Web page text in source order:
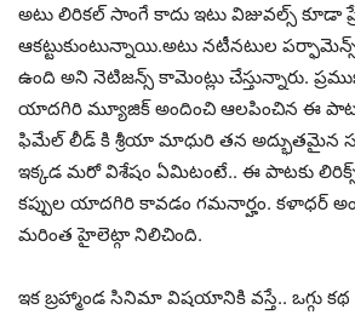
అటు లిరికల్ సాంగే కాదు ఇటు విజువల్స్ కూడా
ఆకట్టుకుంటున్నాయి.అటు నటీనటుల
ఉంది అని నెటిజన్స్ కామెంట్లు చేస్తున్నారు.
యాదగిరి మ్యూజిక్ అందించి ఆలపించిన ఈ పాట
ఫిమేల్ లీడ్ కి శ్రీయా మాధురి తన అద్భుతమైన
ఇక్కడ మరో విశేషం ఏమిటంటే.. ఈ పాటకు
కప్పుల యాదగిరి కావడం గమనార్హం. కళాధర్
మరింత హైలెట్గా నిలిచింది.
ఇక బ్రహ్మాండ సినిమా విషయానికి వస్తే.. ఒగ్గు